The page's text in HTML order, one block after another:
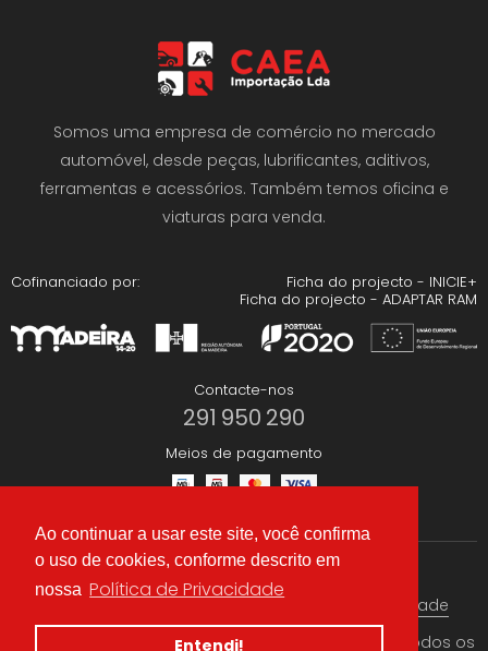
Ao continuar a usar este site, você confirma
o uso de cookies, conforme descrito em
nossa Política de Privacidade
Entendi!
Somos uma empresa de comércio no mercado
automóvel, desde peças, lubrificantes, aditivos,
ferramentas e acessórios. Também temos oficina e
viaturas para venda.
Cofinanciado por:
Ficha do projecto - INICIE+
Ficha do projecto - ADAPTAR RAM
Contacte-nos
291 950 290
Meios de pagamento
© 2026 CAEA Importação Lda. Criado por . Todos os
Termos & condições Política de Privacidade
Redes Sociais